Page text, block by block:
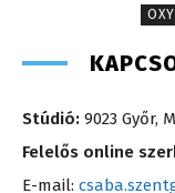
Stúdió: 9023 Győr,
Felelős online
E-mail: